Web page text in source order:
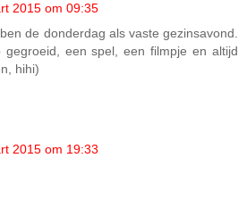
2015 om 09:35
de donderdag als vaste gezinsavond.
gegroeid, een spel, een filmpje en altijd
hihi)
2015 om 19:33